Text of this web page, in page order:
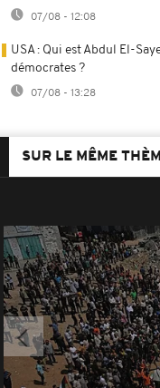
07/08 - 12:08
USA : Qui est Abdul El-
démocrates ?
07/08 - 13:28
SUR LE MÊME